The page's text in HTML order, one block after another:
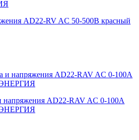
AD22-RV AC 50-500В красный
напряжения AD22-RAV AC 0-100A
ЭНЕРГИЯ